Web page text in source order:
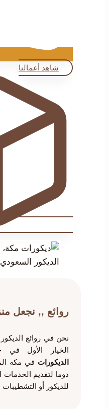
شاهد أعمالنا
روائع ,, نجعل
نحن في روائع
الخيار الأول في
الديكورات في مكه
دوما لتقديم الخدمات
للديكور أو